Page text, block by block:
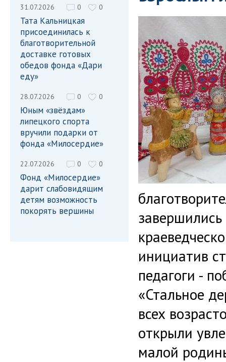
31.07.2026 0 0
Тата Кальницкая
присоединилась к
благотворительной
доставке готовых
обедов фонда «Дари
еду»
28.07.2026 0 0
Юным «звёздам»
липецкого спорта
вручили подарки от
фонда «Милосердие»
22.07.2026 0 0
Фонд «Милосердие»
дарит слабовидящим
детям возможность
покорять вершины
инициатив
педагоги -
«Стальное
всех
открыли
малой